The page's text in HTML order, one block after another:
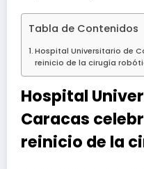
Tabla de Contenidos
Hospital Universitario de
reinicio de la cirugía
Hospital
Caracas
reinicio de la